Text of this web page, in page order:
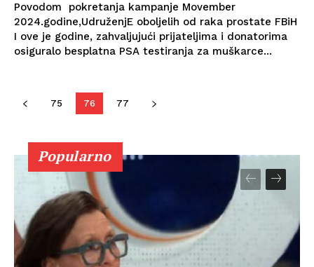
Povodom pokretanja kampanje Movember
2024.godine,UdruženjE oboljelih od raka prostate FBiH
I ove je godine, zahvaljujući prijateljima i donatorima
osiguralo besplatna PSA testiranja za muškarce...
75 76 77
Popularno